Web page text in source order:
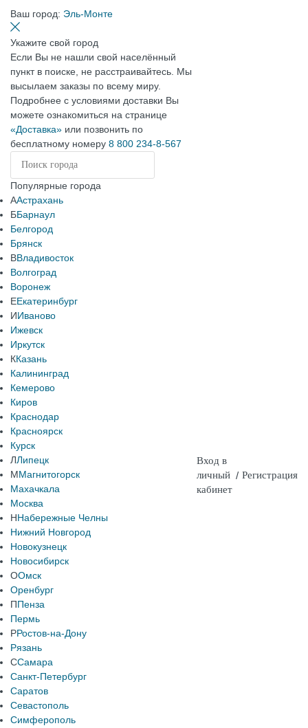
Ваш город: Эль-Монте
Укажите свой город
Если Вы не нашли свой населённый
пункт в поиске, не расстраивайтесь. Мы
высылаем заказы по всему миру.
Подробнее с условиями доставки Вы
можете ознакомиться на странице
«Доставка» или позвонить по
бесплатному номеру 8 800 234-8-567
Популярные города
ААстрахань
ББарнаул
Белгород
Брянск
ВВладивосток
Волгоград
Воронеж
ЕЕкатеринбург
ИИваново
Ижевск
Иркутск
ККазань
Калининград
Кемерово
Киров
Краснодар
Красноярск
Курск
ЛЛипецк
ММагнитогорск
Махачкала
Москва
ННабережные Челны
Нижний Новгород
Новокузнецк
Новосибирск
ООмск
Оренбург
ППенза
Пермь
РРостов-на-Дону
Рязань
ССамара
Санкт-Петербург
Саратов
Севастополь
Симферополь
Вход в
личный
кабинет
/ Регистрация